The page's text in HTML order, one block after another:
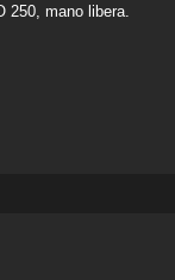
250, mano libera.